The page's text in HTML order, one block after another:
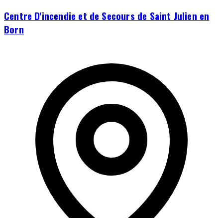
Centre D'incendie et de Secours de Saint Julien en
Born